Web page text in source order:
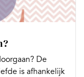
De
is afhankelijk